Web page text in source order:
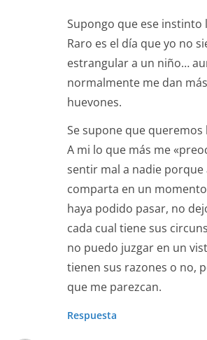
Supongo que ese instinto
Raro es el día que yo no
estrangular a un niño…
normalmente me dan
huevones.
Se supone que
A mi lo que más me
sentir mal a nadie porque
comparta en un
haya podido pasar, no
cada cual tiene sus
no puedo juzgar en un
tienen sus razones o no,
que me parezcan.
Respuesta